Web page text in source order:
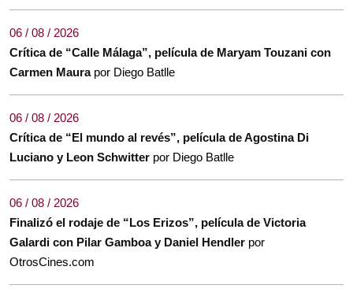
06 / 08 / 2026
Crítica de “Calle Málaga”, película de Maryam Touzani con
Carmen Maura por Diego Batlle
06 / 08 / 2026
Crítica de “El mundo al revés”, película de Agostina Di
Luciano y Leon Schwitter por Diego Batlle
06 / 08 / 2026
Finalizó el rodaje de “Los Erizos”, película de Victoria
Galardi con Pilar Gamboa y Daniel Hendler por
OtrosCines.com